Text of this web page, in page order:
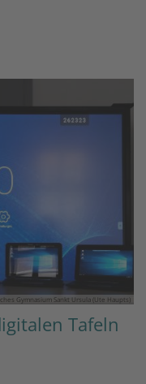
Gymnasium Sankt Ursula (Ute Haupts)
Tafeln